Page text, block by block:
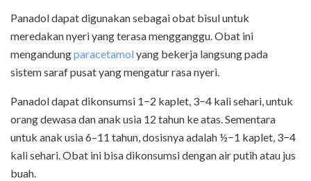
Panadol dapat digunakan sebagai obat bisul untuk
meredakan nyeri yang terasa mengganggu. Obat ini
mengandungparacetamolyang bekerja langsung pada
sistem saraf pusat yang mengatur rasa nyeri.
Panadol dapat dikonsumsi 1−2 kaplet, 3−4 kali sehari, untuk
orang dewasa dan anak usia 12 tahun ke atas. Sementara
untuk anak usia 6–11 tahun, dosisnya adalah ½−1 kaplet, 3−4
kali sehari. Obat ini bisa dikonsumsi dengan air putih atau jus
buah.